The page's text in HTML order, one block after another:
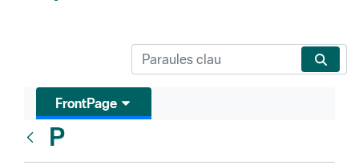
Glosari
P
PEIN